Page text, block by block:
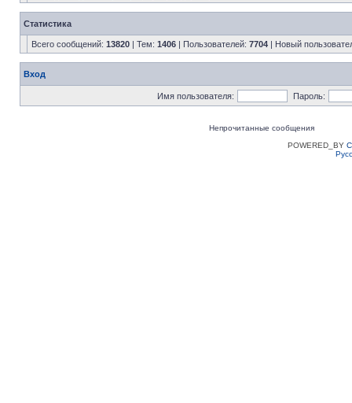
Статистика
Всего сообщений: 13820 | Тем: 1406 | Пользователей: 7704 | Новый
Вход
Имя пользователя: Пароль:
Непрочитанные сообщения
POWERED_BY